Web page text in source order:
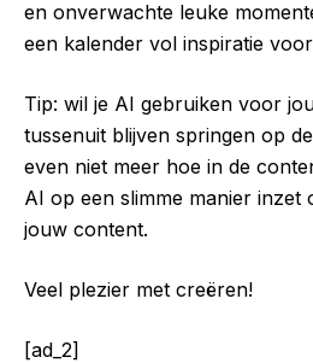
en onverwachte leuke
een kalender vol inspiratie
Tip: wil je AI gebruiken voor
tussenuit blijven springen op
even niet meer hoe in de
AI op een slimme manier inzet
jouw content.
Veel plezier met creëren!
[ad_2]